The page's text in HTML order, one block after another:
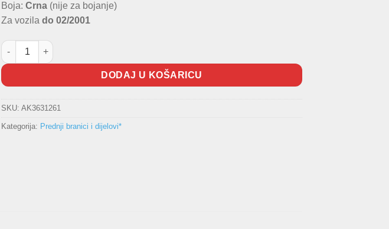
Boja: Crna (nije za bojanje)
Za vozila do 02/2001
Lijevi poklopac maglenke Clio II [-2001] Crni količina
DODAJ U KOŠARICU
SKU: AK3631261
Kategorija: Prednji branici i dijelovi*